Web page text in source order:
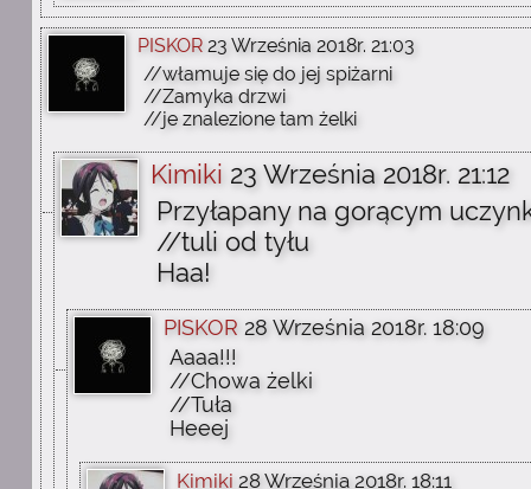
PISKOR 23 Września 2018r. 21:03
//włamuje się do jej spiżarni
//Zamyka drzwi
//je znalezione tam żelki
Kimiki 23 Września 2018r. 21:12
Przyłapany na gorącym
//tuli od tyłu
Haa!
PISKOR 28 Września 2018r. 18:09
Aaaa!!!
//Chowa żelki
//Tuła
Heeej
Kimiki 28 Września 2018r. 18:11